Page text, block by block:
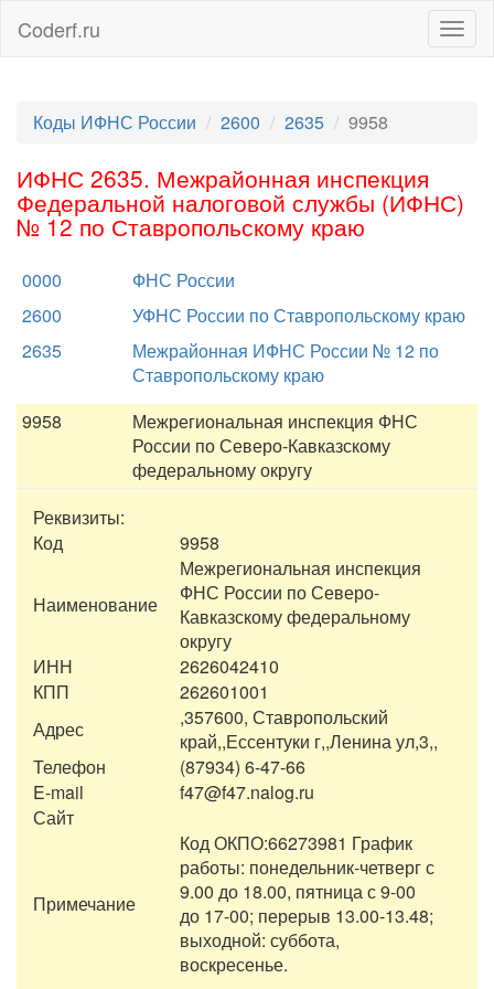
Coderf.ru
Коды ИФНС России 2600 2635 9958
ИФНС 2635. Межрайонная инспекция
Федеральной налоговой службы (ИФНС)
№ 12 по Ставропольскому краю
0000
ФНС России
2600
УФНС России по Ставропольскому краю
2635
Межрайонная ИФНС России № 12 по
Ставропольскому краю
9958
Межрегиональная инспекция ФНС
России по Северо-Кавказскому
федеральному округу
Реквизиты:
Код
9958
Наименование
Межрегиональная инспекция
ФНС России по Северо-
Кавказскому федеральному
округу
ИНН
2626042410
КПП
262601001
Адрес
,357600, Ставропольский
край,,Ессентуки г,,Ленина ул,3,,
Телефон
(87934) 6-47-66
E-mail
f47@f47.nalog.ru
Сайт
Примечание
Код ОКПО:66273981 График
работы: понедельник-четверг с
9.00 до 18.00, пятница с 9-00
до 17-00; перерыв 13.00-13.48;
выходной: суббота,
воскресенье.